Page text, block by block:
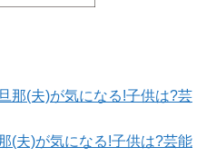
那(夫)が気になる!子供は?芸
(夫)が気になる!子供は?芸能